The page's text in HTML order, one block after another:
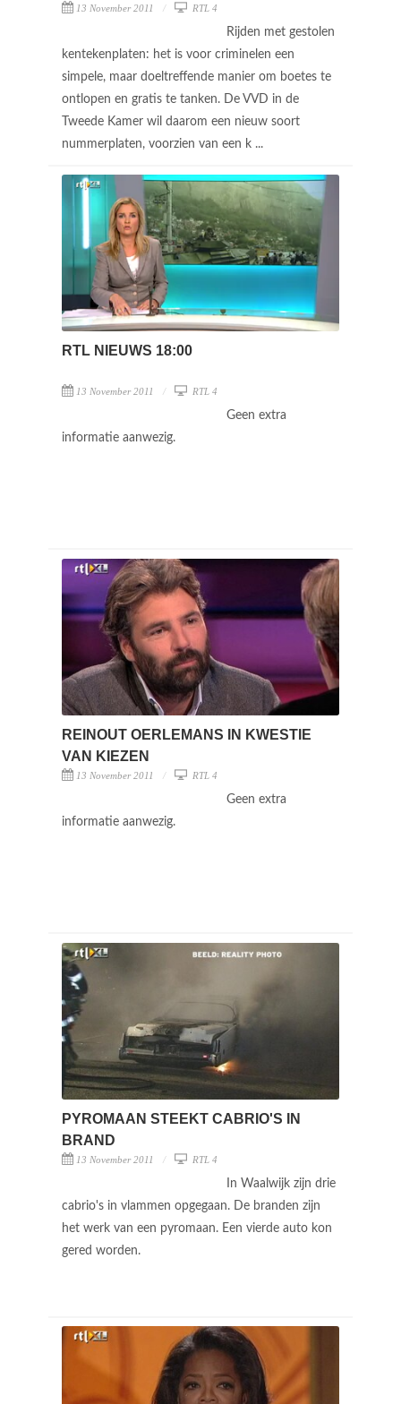
13 November 2011 RTL 4
Rijden met gestolen
kentekenplaten: het is voor criminelen een
simpele, maar doeltreffende manier om boetes te
ontlopen en gratis te tanken. De VVD in de
Tweede Kamer wil daarom een nieuw soort
nummerplaten, voorzien van een k ...
RTL NIEUWS 18:00
13 November 2011 RTL 4
Geen extra
informatie aanwezig.
REINOUT OERLEMANS IN KWESTIE
VAN KIEZEN
13 November 2011 RTL 4
Geen extra
informatie aanwezig.
PYROMAAN STEEKT CABRIO'S IN
BRAND
13 November 2011 RTL 4
In Waalwijk zijn drie
cabrio's in vlammen opgegaan. De branden zijn
het werk van een pyromaan. Een vierde auto kon
gered worden.